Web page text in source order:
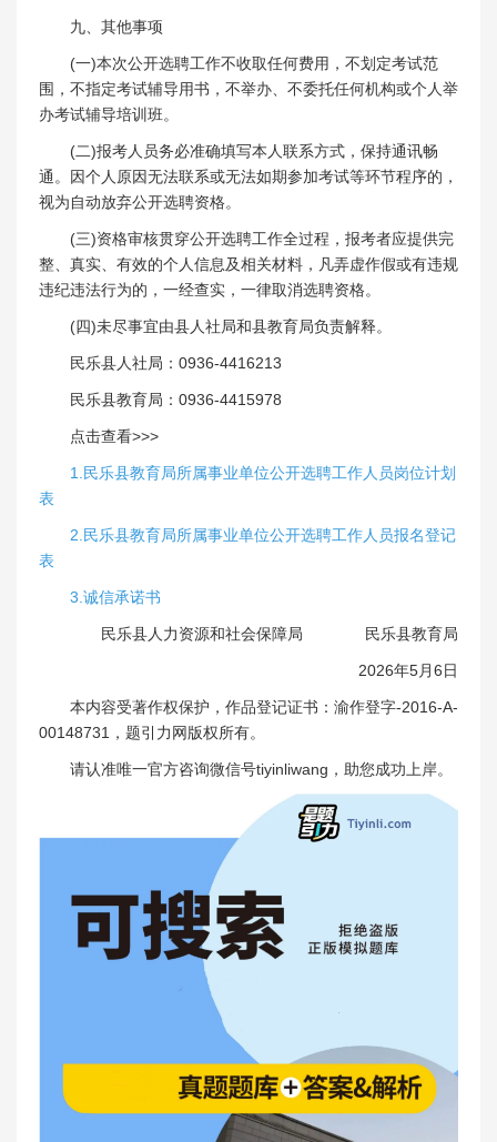
九、其他事项
(一)本次公开选聘工作不收取任何费用，不划定考试范
围，不指定考试辅导用书，不举办、不委托任何机构或个人举
办考试辅导培训班。
(二)报考人员务必准确填写本人联系方式，保持通讯畅
通。因个人原因无法联系或无法如期参加考试等环节程序的，
视为自动放弃公开选聘资格。
(三)资格审核贯穿公开选聘工作全过程，报考者应提供完
整、真实、有效的个人信息及相关材料，凡弄虚作假或有违规
违纪违法行为的，一经查实，一律取消选聘资格。
(四)未尽事宜由县人社局和县教育局负责解释。
民乐县人社局：0936-4416213
民乐县教育局：0936-4415978
点击查看>>>
1.民乐县教育局所属事业单位公开选聘工作人员岗位计划
表
2.民乐县教育局所属事业单位公开选聘工作人员报名登记
表
3.诚信承诺书
民乐县人力资源和社会保障局 民乐县教育局
2026年5月6日
本内容受著作权保护，作品登记证书：渝作登字-2016-A-
00148731，题引力网版权所有。
请认准唯一官方咨询微信号tiyinliwang，助您成功上岸。